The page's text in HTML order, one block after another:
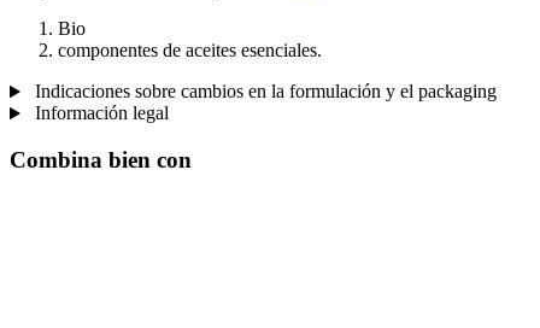
Bio
componentes de aceites esenciales.
Indicaciones sobre cambios en la formulación y el packaging
Información legal
Combina bien con